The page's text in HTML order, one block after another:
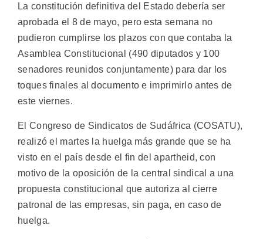
La constitución definitiva del Estado debería ser
aprobada el 8 de mayo, pero esta semana no
pudieron cumplirse los plazos con que contaba la
Asamblea Constitucional (490 diputados y 100
senadores reunidos conjuntamente) para dar los
toques finales al documento e imprimirlo antes de
este viernes.
El Congreso de Sindicatos de Sudáfrica (COSATU),
realizó el martes la huelga más grande que se ha
visto en el país desde el fin del apartheid, con
motivo de la oposición de la central sindical a una
propuesta constitucional que autoriza al cierre
patronal de las empresas, sin paga, en caso de
huelga.